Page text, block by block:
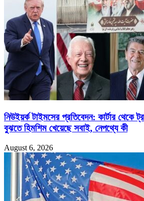
নিউইয়র্ক টাইমসের প্রতিবেদন: কার্টার থেকে
বুঝতে হিমশিম খেয়েছে সবাই, নেপথ্যে কী
August 6, 2026